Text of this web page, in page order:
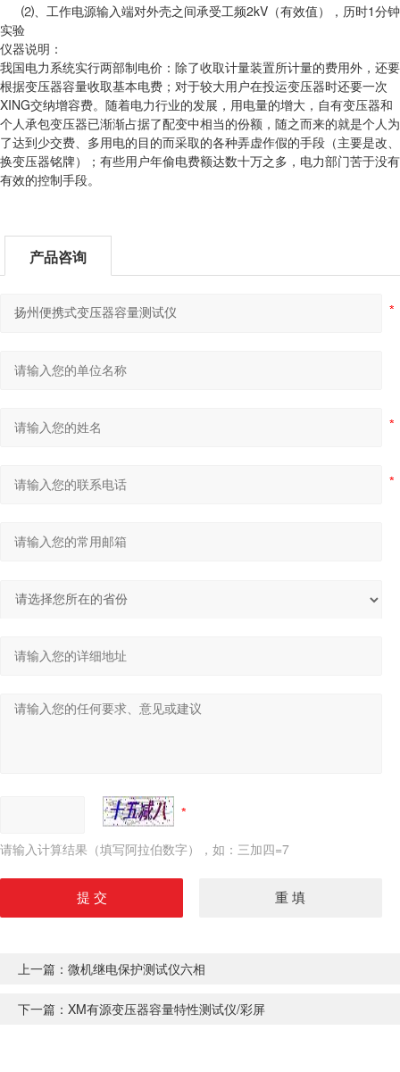
⑵、工作电源输入端对外壳之间承受工频2kV（有效值），历时1分钟
实验
仪器说明：
我国电力系统实行两部制电价：除了收取计量装置所计量的费用外，还要
根据变压器容量收取基本电费；对于较大用户在投运变压器时还要一次
XING交纳增容费。随着电力行业的发展，用电量的增大，自有变压器和
个人承包变压器已渐渐占据了配变中相当的份额，随之而来的就是个人为
了达到少交费、多用电的目的而采取的各种弄虚作假的手段（主要是改、
换变压器铭牌）；有些用户年偷电费额达数十万之多，电力部门苦于没有
有效的控制手段。
产品咨询
请输入计算结果（填写阿拉伯数字），如：三加四=7
上一篇： 微机继电保护测试仪六相
下一篇： XM有源变压器容量特性测试仪/彩屏